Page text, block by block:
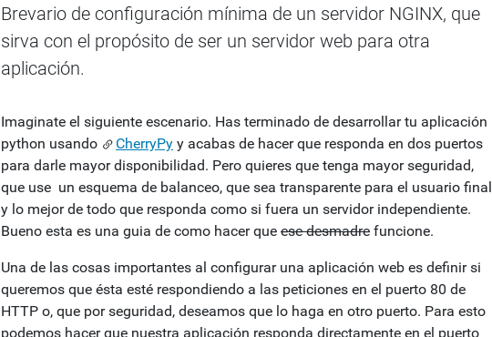
Brevario de configuración mínima de un servidor NGINX, que
sirva con el propósito de ser un servidor web para otra
aplicación.
Imaginate el siguiente escenario. Has terminado de desarrollar tu aplicación
python usando
CherryPy y acabas de hacer que responda en dos puertos
para darle mayor disponibilidad. Pero quieres que tenga mayor seguridad,
que use un esquema de balanceo, que sea transparente para el usuario final
y lo mejor de todo que responda como si fuera un servidor independiente.
Bueno esta es una guia de como hacer que ese desmadre funcione.
Una de las cosas importantes al configurar una aplicación web es definir si
queremos que ésta esté respondiendo a las peticiones en el puerto 80 de
HTTP o, que por seguridad, deseamos que lo haga en otro puerto. Para esto
podemos hacer que nuestra aplicación responda directamente en el puerto